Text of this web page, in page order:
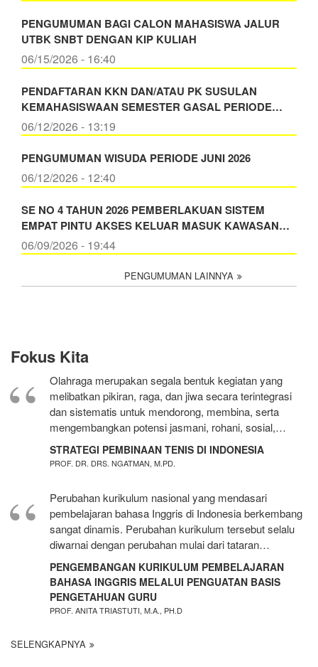
PENGUMUMAN BAGI CALON MAHASISWA JALUR
UTBK SNBT DENGAN KIP KULIAH
06/15/2026 - 16:40
PENDAFTARAN KKN DAN/ATAU PK SUSULAN
KEMAHASISWAAN SEMESTER GASAL PERIODE…
06/12/2026 - 13:19
PENGUMUMAN WISUDA PERIODE JUNI 2026
06/12/2026 - 12:40
SE NO 4 TAHUN 2026 PEMBERLAKUAN SISTEM
EMPAT PINTU AKSES KELUAR MASUK KAWASAN…
06/09/2026 - 19:44
PENGUMUMAN LAINNYA
Fokus Kita
Olahraga merupakan segala bentuk kegiatan yang
melibatkan pikiran, raga, dan jiwa secara terintegrasi
dan sistematis untuk mendorong, membina, serta
mengembangkan potensi jasmani, rohani, sosial,…
STRATEGI PEMBINAAN TENIS DI INDONESIA
PROF. DR. DRS. NGATMAN, M.PD.
Perubahan kurikulum nasional yang mendasari
pembelajaran bahasa Inggris di Indonesia berkembang
sangat dinamis. Perubahan kurikulum tersebut selalu
diwarnai dengan perubahan mulai dari tataran…
PENGEMBANGAN KURIKULUM PEMBELAJARAN
BAHASA INGGRIS MELALUI PENGUATAN BASIS
PENGETAHUAN GURU
PROF. ANITA TRIASTUTI, M.A., PH.D
SELENGKAPNYA